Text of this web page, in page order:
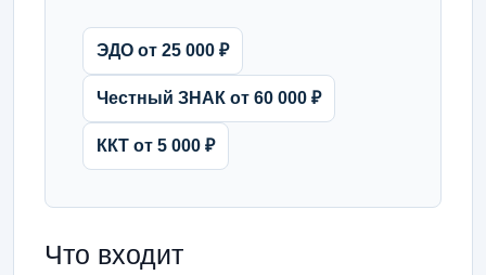
ЭДО от 25 000 ₽
Честный ЗНАК от 60 000 ₽
ККТ от 5 000 ₽
Что входит